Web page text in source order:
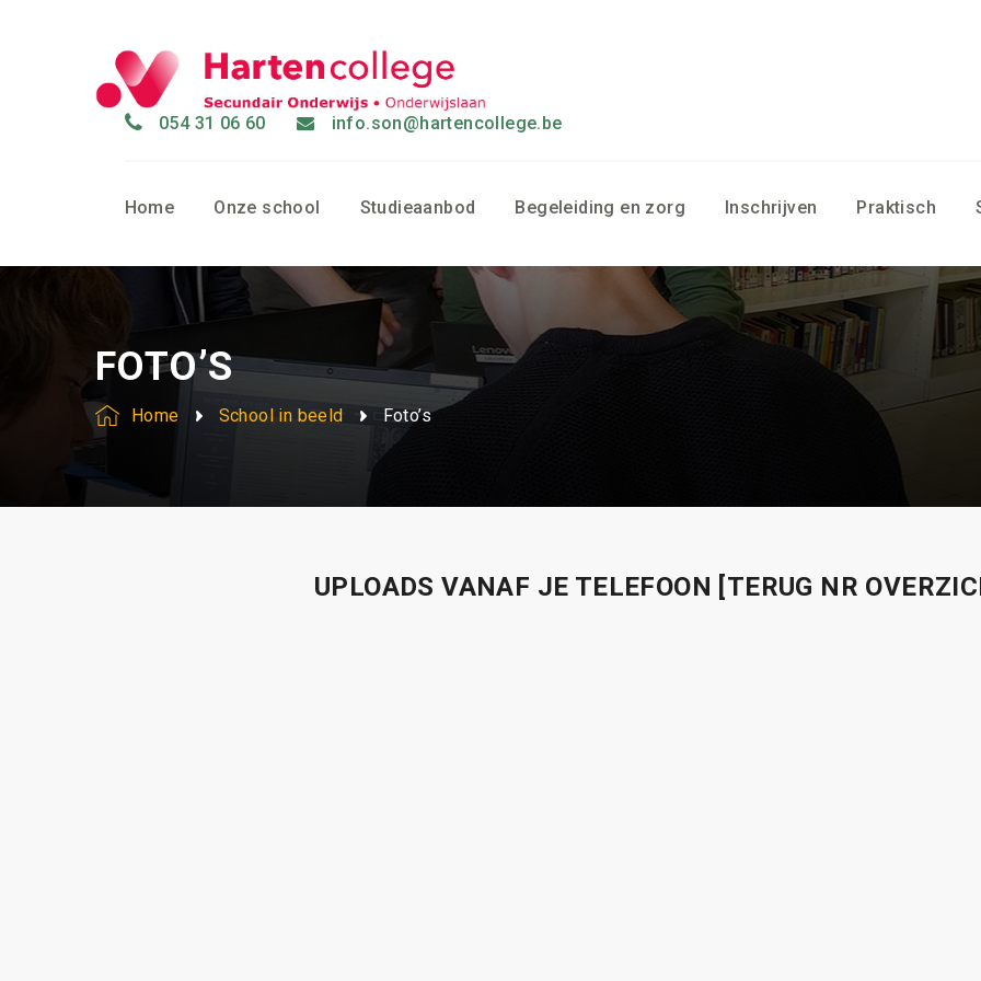
054 31 06 60 info.son@hartencollege.be
Home Onze school Studieaanbod Begeleiding en zorg Inschrijven Praktisch
FOTO’S
Home School in beeld Foto’s
UPLOADS VANAF JE TELEFOON [TERUG NR